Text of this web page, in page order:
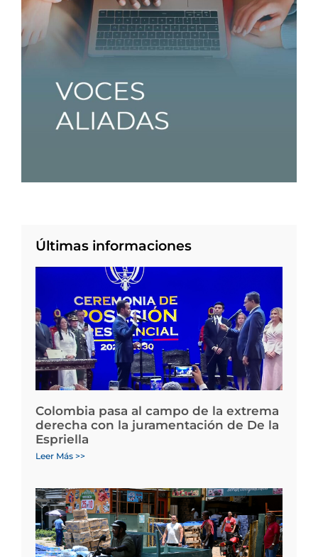
Últimas informaciones
Colombia pasa al campo de la extrema
derecha con la juramentación de De la
Espriella
Leer Más >>